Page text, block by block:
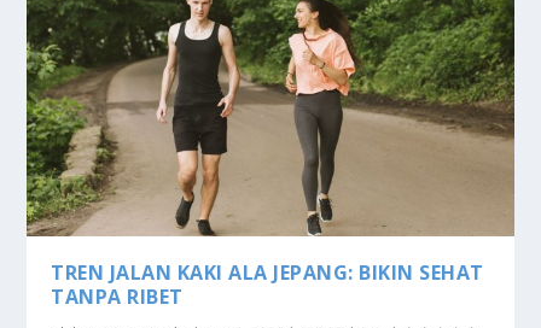
TREN JALAN KAKI ALA JEPANG: BIKIN SEHAT
TANPA RIBET